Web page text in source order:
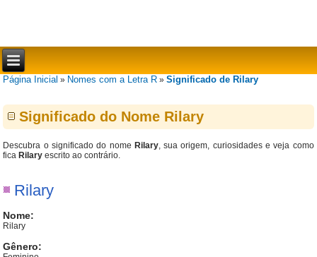
Página Inicial » Nomes com a Letra R »Significado de Rilary
Significado do Nome Rilary
Descubra o significado do nome Rilary, sua origem, curiosidades e veja como
fica Rilary escrito ao contrário.
Rilary
Nome:
Rilary
Gênero: